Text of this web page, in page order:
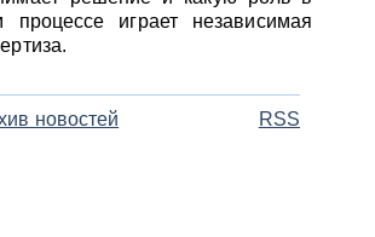
процессе играет независимая
новостей RSS